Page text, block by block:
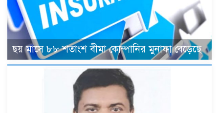
ছয় মাসে ৮৮ শতাংশ বীমা কোম্পানির মুনাফা বেড়েছে